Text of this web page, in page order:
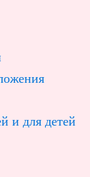
и для детей